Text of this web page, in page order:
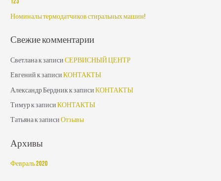
123
Номиналы термодатчиков стиральных машин!
Свежие комментарии
Светланак записиСЕРВИСНЫЙ ЦЕНТР
Евгенийк записиКОНТАКТЫ
Александр Бердникк записиКОНТАКТЫ
Тимурк записиКОНТАКТЫ
Татьянак записиОтзывы
Архивы
Февраль 2020